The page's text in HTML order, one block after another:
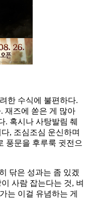
한 수식에 불편하다.
재즈에 쏟은 게 많아
. 혹시나 사탕발림 췌
, 조심조심 운신하며
풍문을 후루룩 귓전으
닦은 성과는 좀 있겠
사람 잡는다는 것, 벼
는 이걸 유념하는 게